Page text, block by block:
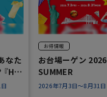
なた
Hot
お得情報
お台場ーゲン 2026
SUMMER
2026年7月3日～8月31日